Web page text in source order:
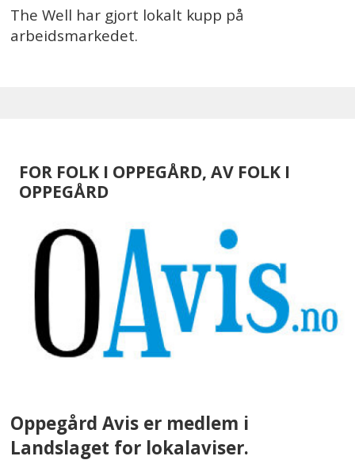
The Well har gjort lokalt kupp på
arbeidsmarkedet.
FOR FOLK I OPPEGÅRD, AV FOLK I
OPPEGÅRD
Oppegård Avis er medlem i
Landslaget for lokalaviser.